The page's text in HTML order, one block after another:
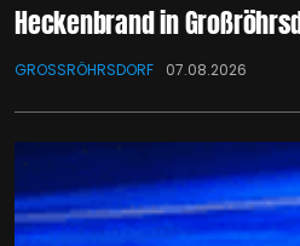
Heckenbrand in
GROSSRÖHRSDORF 07.08.2026